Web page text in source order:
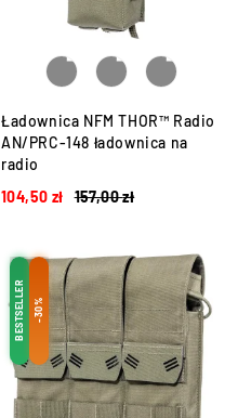
Ładownica NFM THOR™ Radio
AN/PRC-148 ładownica na
radio
157,00zł
104,50 zł
BESTSELLER -30%